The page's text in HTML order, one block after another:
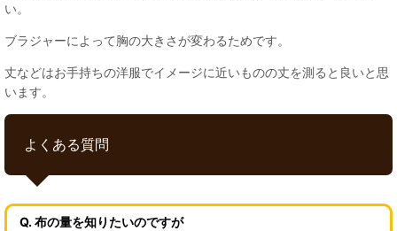
い。
ブラジャーによって胸の大きさが変わるためです。
丈などはお手持ちの洋服でイメージに近いものの丈を測ると良いと思
います。
よくある質問
Q. 布の量を知りたいのですが